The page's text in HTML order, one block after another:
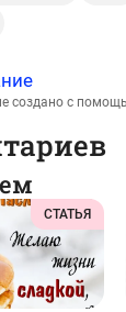
создано с
СТАТЬЯ